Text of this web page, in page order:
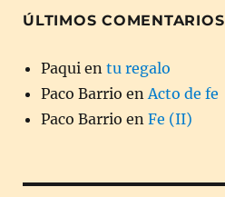
ÚLTIMOS COMENTARIOS
Paqui en tu regalo
Paco Barrio en Acto de fe
Paco Barrio en Fe (II)